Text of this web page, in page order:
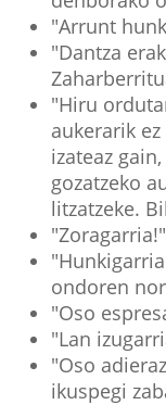
"Arrunt
"Dantza
"Hiru
aukerarik
izateaz
gozatzeko
litzatzeke.
"Zoragarria!"
ondoren
"Oso
"Lan
"Oso
ikuspegi